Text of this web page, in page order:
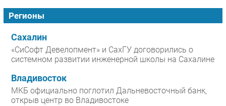
Регионы
Сахалин
«СиСофт Девелопмент» и СахГУ договорились о
системном развитии инженерной школы на Сахалине
Владивосток
МКБ официально поглотил Дальневосточный банк,
открыв центр во Владивостоке